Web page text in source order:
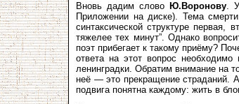
Вновь дадим слово Ю.Воронову.
Приложении на диске). Тема
синтаксической структуре
тяжелее тех минут”. Однако
поэт прибегает к такому приёму?
ответа на этот вопрос
ленинградки. Обратим внимание на
неё — это прекращение страданий.
подвига понятна каждому: жить в